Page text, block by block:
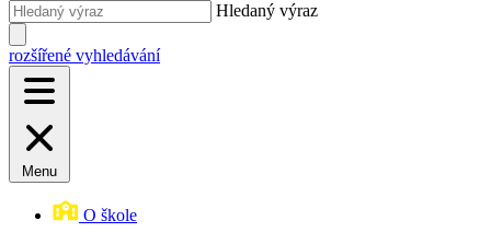
Hledaný výraz
rozšířené vyhledávání
Menu
O škole